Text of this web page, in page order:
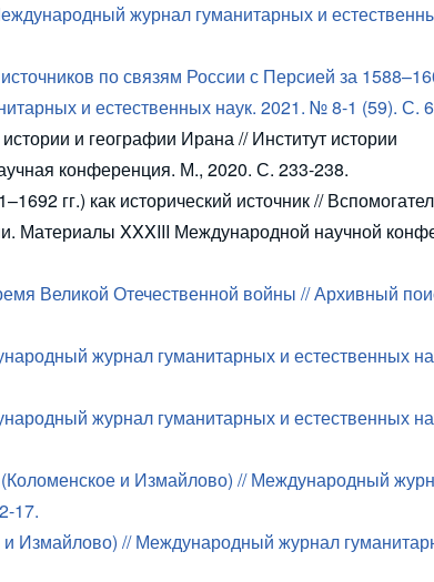
журнал гуманитарных и
по связям России с Персией за
и естественных наук. 2021. № 8-1 (59). С.
и географии Ирана // Институт истории
конференция. М., 2020. С. 233-238.
гг.) как исторический источник //
Материалы XXXIII Международной научной
Великой Отечественной войны // Архивный
журнал гуманитарных и естественных
журнал гуманитарных и естественных
и Измайлово) // Международный
17.
и Измайлово) // Международный журнал